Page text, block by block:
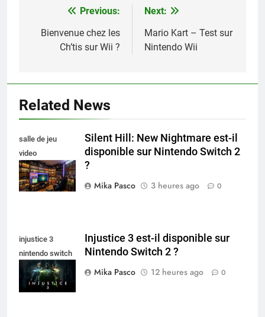
Navigation
de
Previous:
Bienvenue chez les
Ch’tis sur Wii ?
Next:
Mario Kart – Test sur
Nintendo Wii
Related News
salle de jeu
video
collectionneur
Silent Hill: New Nightmare est-il
disponible sur Nintendo Switch 2
?
Mika Pasco
3 heures ago 0
injustice 3
nintendo switch
Injustice 3 est-il disponible sur
Nintendo Switch 2 ?
Mika Pasco
12 heures ago 0